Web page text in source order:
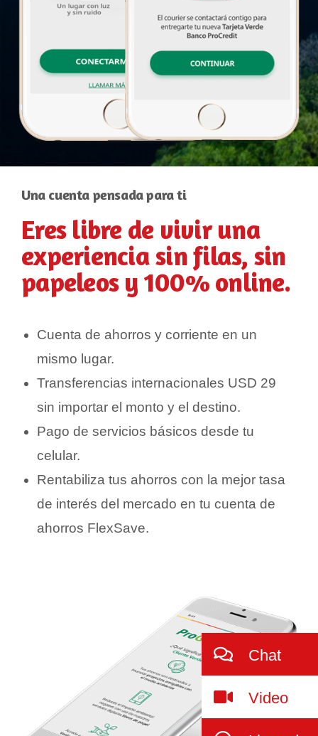
Una cuenta pensada para ti
Eres libre de vivir una
experiencia sin filas, sin
papeleos y 100% online.
Cuenta de ahorros y corriente en un
mismo lugar.
Transferencias internacionales USD 29
sin importar el monto y el destino.
Pago de servicios básicos desde tu
celular.
Rentabiliza tus ahorros con la mejor tasa
de interés del mercado en tu cuenta de
ahorros FlexSave.
Chat
Video